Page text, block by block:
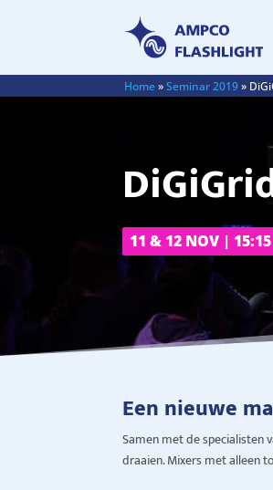
Home»Seminar 2019»
11 & 12 NOV |
Een nieuwe
Samen met de specialisten
draaien. Mixers met alleen